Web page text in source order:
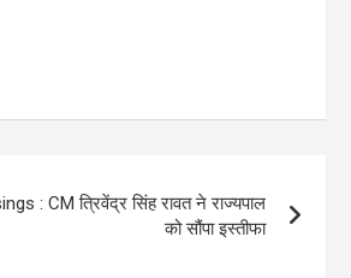
: CM त्रिवेंद्र सिंह रावत ने राज्यपाल
को सौंपा इस्तीफा